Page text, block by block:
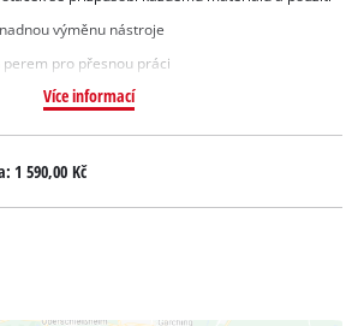
výměnu nástroje
pro přesnou práci
Více informací
1 590,00 Kč